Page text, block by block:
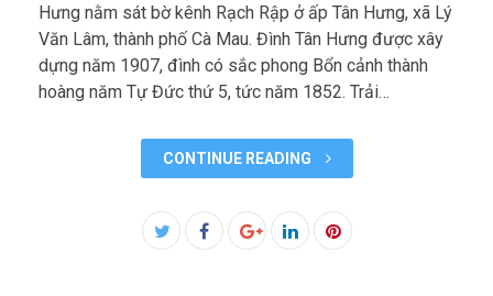
Hưng nằm sát bờ kênh Rạch Rập ở ấp Tân Hưng, xã Lý
Văn Lâm, thành phố Cà Mau. Đình Tân Hưng được xây
dựng năm 1907, đình có sắc phong Bổn cảnh thành
hoàng năm Tự Đức thứ 5, tức năm 1852. Trải…
CONTINUE READING
Facebook